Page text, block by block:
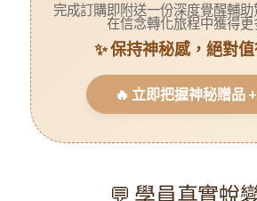
完成訂購即附送一份深度覺醒輔助
在信念轉化旅程中獲得更
✨ 保持神秘感，絕對
🔥 立即把握神秘贈品
💬 學員真實蛻